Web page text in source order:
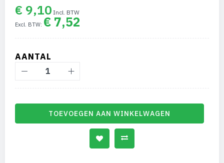
afbeeldingen-
gallerij
€ 9,10
€ 7,52
AANTAL
TOEVOEGEN AAN WINKELWAGEN